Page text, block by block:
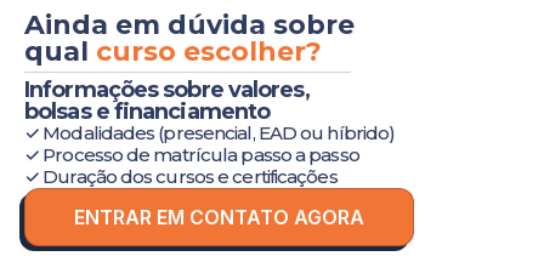
Ainda em dúvida sobre
qual curso escolher?
Informações sobre valores,
bolsas e financiamento
✓ Modalidades (presencial, EAD ou híbrido)
✓ Processo de matrícula passo a passo
✓ Duração dos cursos e certificações
ENTRAR EM CONTATO AGORA